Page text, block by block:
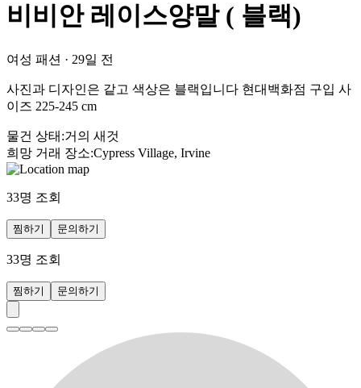
비비안 레이스양말 ( 블랙)
여성 패션 · 29일 전
사진과 디자인은 같고 색상은 블랙입니다 현대백화점 구입 사
이즈 225-245 cm
물건 상태 :거의 새것
희망 거래 장소:Cypress Village, Irvine
33명 조회
찜하기 문의하기
33명 조회
찜하기 문의하기